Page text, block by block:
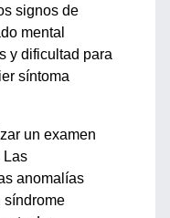
signos de
mental
y dificultad para
síntoma
un examen
Las
anomalías
síndrome